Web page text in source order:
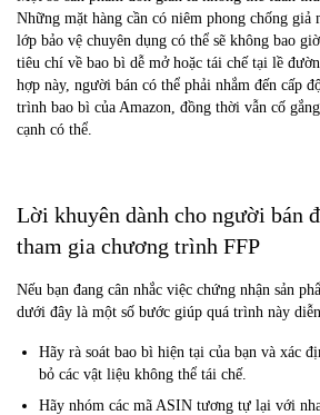
Những mặt hàng cần có niêm phong chống giả
lớp bảo vệ chuyên dụng có thể sẽ không bao
tiêu chí về bao bì dễ mở hoặc tái chế tại lề
hợp này, người bán có thể phải nhắm đến cấp
trình bao bì của Amazon, đồng thời vẫn cố
cạnh có thể.
Lời khuyên dành cho người bán
tham gia chương trình FFP
Nếu bạn đang cân nhắc việc chứng nhận sản
dưới đây là một số bước giúp quá trình này
Hãy rà soát bao bì hiện tại của bạn và xác
bỏ các vật liệu không thể tái chế.
Hãy nhóm các mã ASIN tương tự lại với